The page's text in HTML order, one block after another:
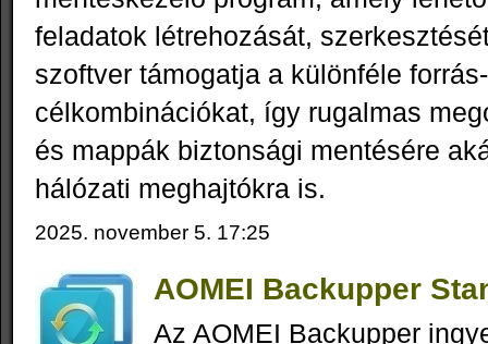
feladatok létrehozását,
szoftver támogatja a különféle
célkombinációkat, így rugalmas
és mappák biztonsági mentésére
hálózati meghajtókra is.
2025. november 5. 17:25
AOMEI Backupper
Az AOMEI Backupper